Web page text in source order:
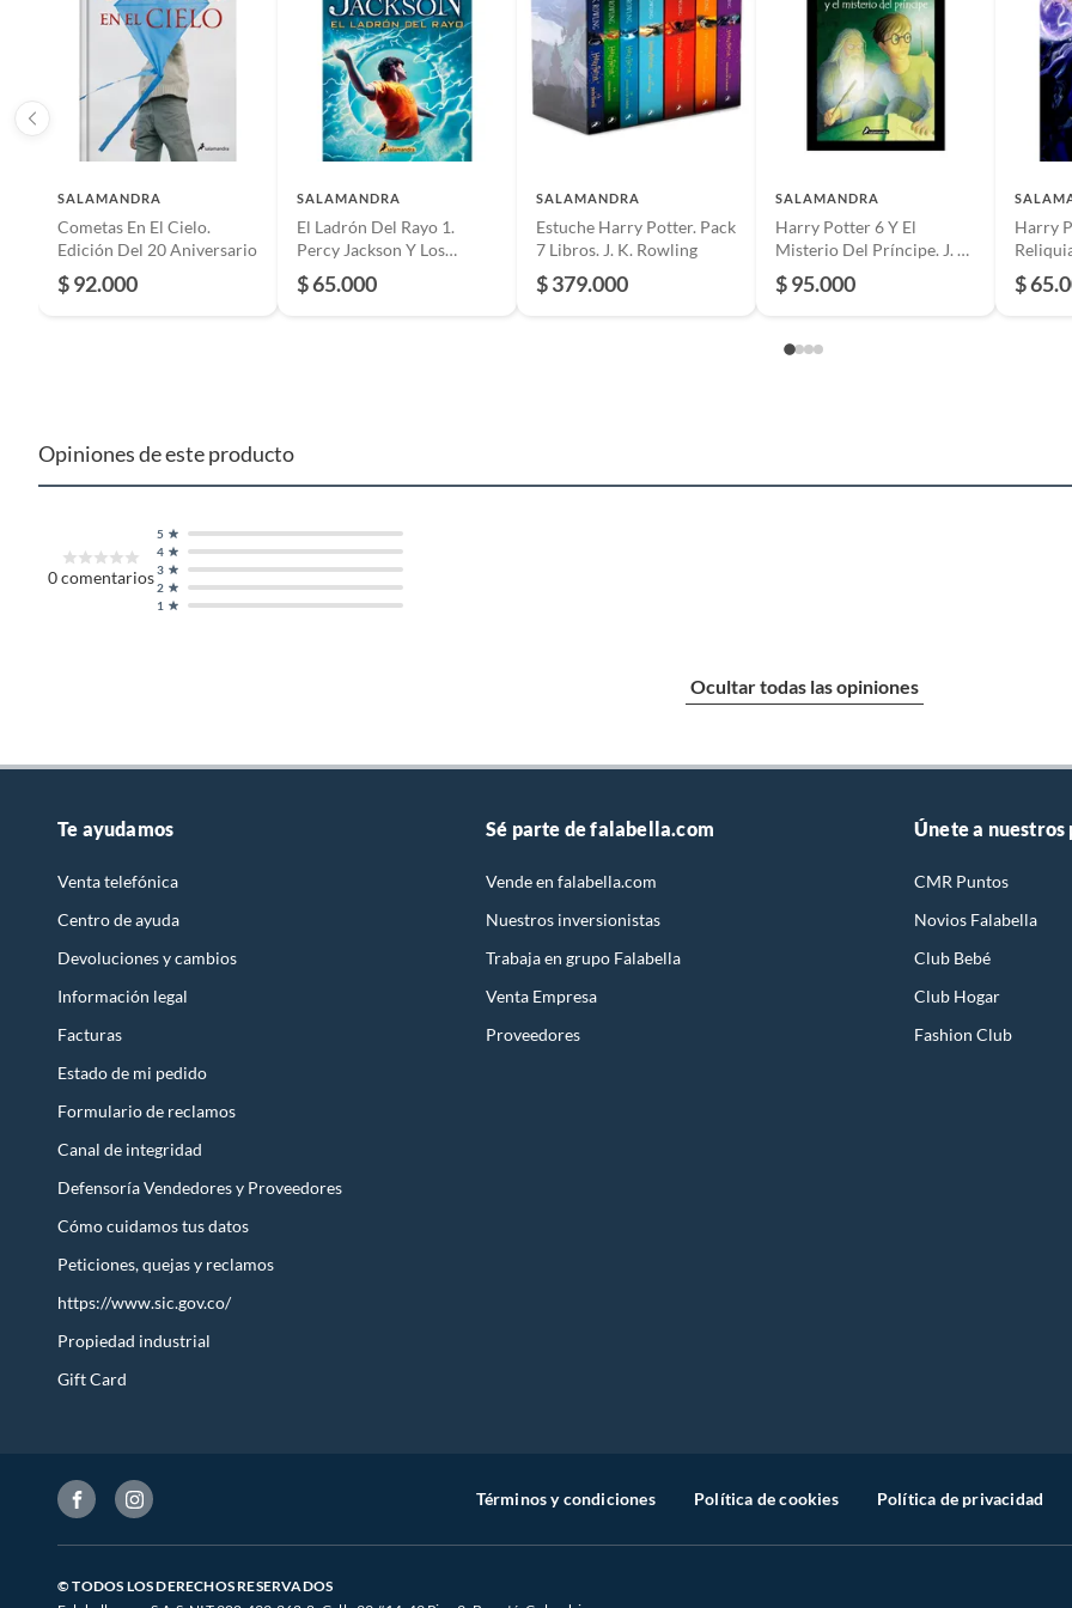
Condición del producto
Número de edición
Idioma
Tipo de libro Cómics y novelas gráficas
Edad recomendada de uso
Tipo nivel educativo
SALAMANDRA
Cometas En El Cielo.
Edición Del 20 Aniversario
$ 92.000
SALAMANDRA
El Ladrón Del Rayo 1.
Percy Jackson Y Los
Dioses Del Olimpo
$ 65.000
SALAMANDRA
Estuche Harry Potter. Pack
7 Libros. J. K. Rowling
$ 379.000
SALAMANDRA
Harry Potter 6 Y El
Misterio Del Príncipe. J. K.
Rowling
$ 95.000
Harry
K.
$
Opiniones de este producto
0comentarios
1
2
3
4
5
Ocultar todas las opiniones
Te ayudamos
Venta telefónica
Centro de ayuda
Devoluciones y cambios
Información legal
Facturas
Estado de mi pedido
Formulario de reclamos
Canal de integridad
Defensoría Vendedores y Proveedores
Cómo cuidamos tus datos
Peticiones, quejas y reclamos
https://www.sic.gov.co/
Propiedad industrial
Gift Card
Sé parte de falabella.com
Vende en falabella.com
Nuestros inversionistas
Trabaja en grupo Falabella
Venta Empresa
Proveedores
Únete a nuestros
CMR Puntos
Novios Falabella
Club Bebé
Club Hogar
Fashion Club
Términos y condiciones Política de cookies Política de privacidad
© TODOS LOS DERECHOS RESERVADOS